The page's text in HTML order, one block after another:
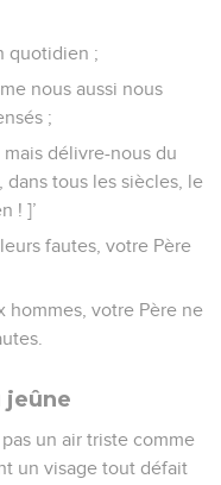
quotidien ;
nous aussi nous
;
délivre-nous du
dans tous les siècles, le
! ]’
fautes, votre Père
hommes, votre Père ne
jeûne
un air triste comme
un visage tout défait